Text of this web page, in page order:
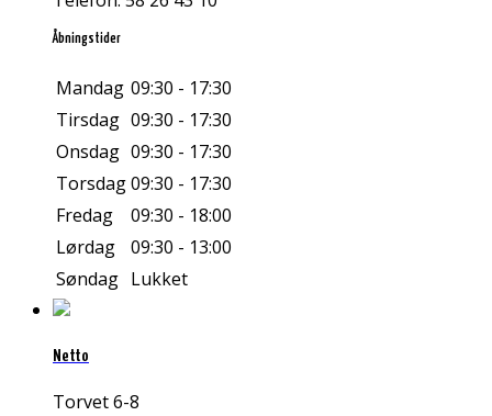
Åbningstider
Mandag 09:30 - 17:30
Tirsdag 09:30 - 17:30
Onsdag 09:30 - 17:30
Torsdag09:30 - 17:30
Fredag
09:30 - 18:00
Lørdag
09:30 - 13:00
Søndag Lukket
Netto
Torvet 6-8